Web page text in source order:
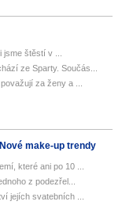
štěstí v ...
ze Sparty. Součás...
za ženy a ...
Nové make-up trendy
které ani po 10 ...
z podezřel...
jejích svatebních ...